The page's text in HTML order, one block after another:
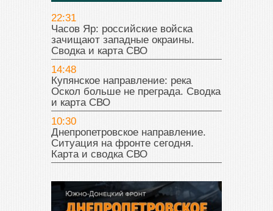
22:31
Часов Яр: российские войска
зачищают западные окраины.
Сводка и карта СВО
14:48
Купянское направление: река
Оскол больше не преграда. Сводка
и карта СВО
10:30
Днепропетровское направление.
Ситуация на фронте сегодня.
Карта и сводка СВО